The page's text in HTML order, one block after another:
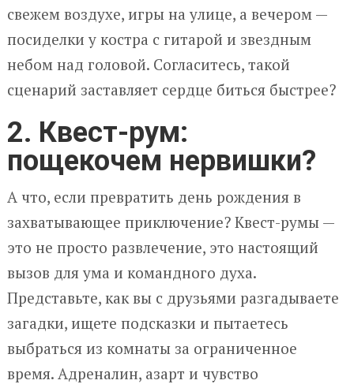
свежем воздухе, игры на улице, а вечером —
посиделки у костра с гитарой и звездным
небом над головой. Согласитесь, такой
сценарий заставляет сердце биться быстрее?
2. Квест-рум:
пощекочем нервишки?
А что, если превратить день рождения в
захватывающее приключение? Квест-румы —
это не просто развлечение, это настоящий
вызов для ума и командного духа.
Представьте, как вы с друзьями разгадываете
загадки, ищете подсказки и пытаетесь
выбраться из комнаты за ограниченное
время. Адреналин, азарт и чувство